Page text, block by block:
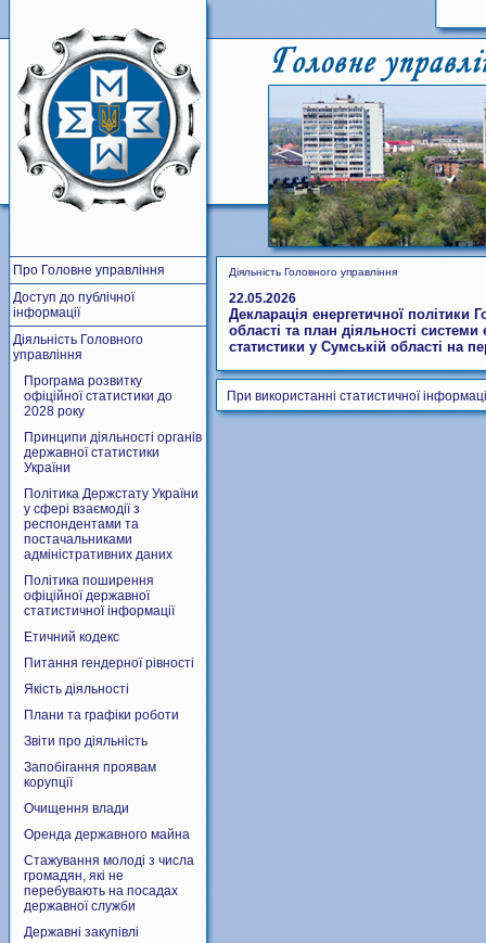
Про Головне управління
Доступ до публічної
інформації
Діяльність Головного
управління
Програма розвитку
офіційної статистики до
2028 року
Принципи діяльності органів
державної статистики
України
Політика Держстату України
у сфері взаємодії з
респондентами та
постачальниками
адміністративних даних
Політика поширення
офіційної державної
статистичної інформації
Етичний кодекс
Питання гендерної рівності
Якість діяльності
Плани та графіки роботи
Звіти про діяльність
Запобігання проявам
корупції
Очищення влади
Оренда державного майна
Стажування молоді з числа
громадян, які не
перебувають на посадах
державної служби
Державні закупівлі
Діяльність Головного управління
22.05.2026
Декларація енергетичної політики
області та план діяльності
статистики у Сумській області на
При використанні статистичної